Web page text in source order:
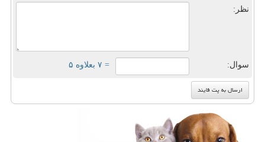
نظر:
سوال: = ۷ بعلاوه ۵